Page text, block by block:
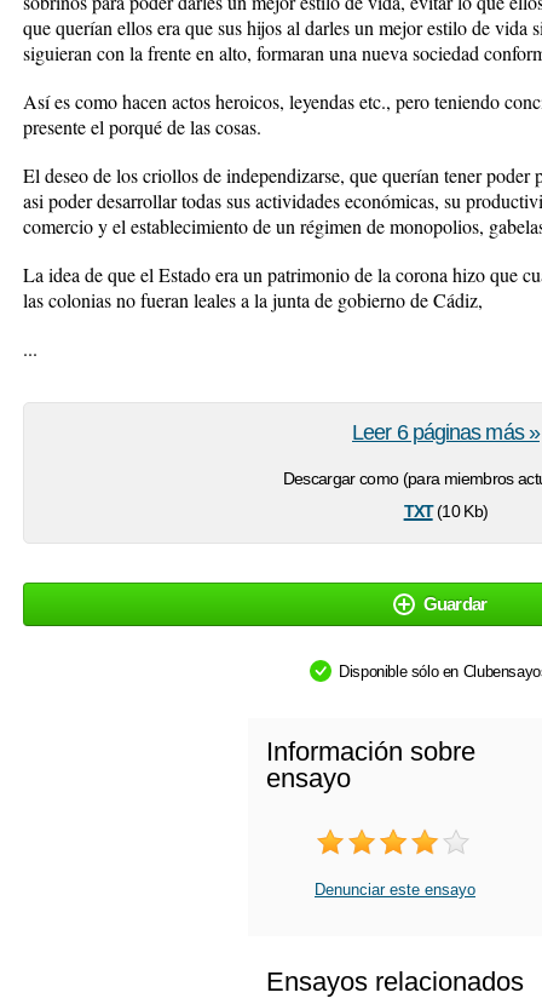
que querían ellos era que sus hijos al darles un mejor estilo de vida
siguieran con la frente en alto, formaran una nueva sociedad
Así es como hacen actos heroicos, leyendas etc., pero teniendo
presente el porqué de las cosas.
El deseo de los criollos de independizarse, que querían tener
asi poder desarrollar todas sus actividades económicas, su
comercio y el establecimiento de un régimen de monopolios,
La idea de que el Estado era un patrimonio de la corona hizo que
las colonias no fueran leales a la junta de gobierno de Cádiz,
...
Descargar como (para miembros
txt(10 Kb)
Leer 6 páginas más »
Guardar
Disponible sólo en
Información sobre
ensayo
Denunciar este ensayo
Ensayos relacionados